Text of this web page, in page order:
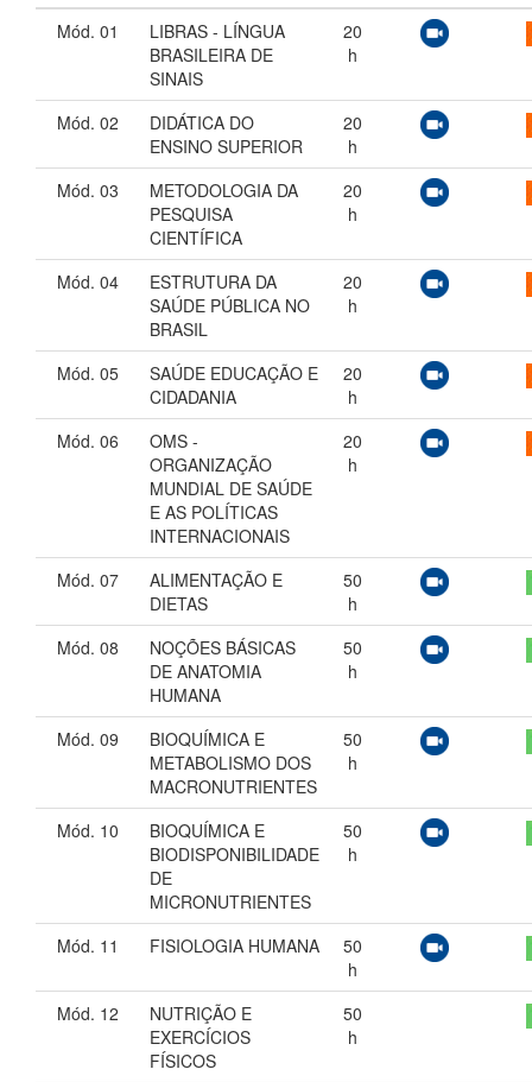
Mód. 01
LIBRAS - LÍNGUA
BRASILEIRA DE
SINAIS
20
h
Mód. 02
DIDÁTICA DO
ENSINO SUPERIOR
20
h
Mód. 03
METODOLOGIA DA
PESQUISA
CIENTÍFICA
20
h
Mód. 04
ESTRUTURA DA
SAÚDE PÚBLICA NO
BRASIL
20
h
Mód. 05
SAÚDE EDUCAÇÃO E
CIDADANIA
20
h
Mód. 06
OMS -
ORGANIZAÇÃO
MUNDIAL DE SAÚDE
E AS POLÍTICAS
INTERNACIONAIS
20
h
Mód. 07
ALIMENTAÇÃO E
DIETAS
50
h
Mód. 08
NOÇÕES BÁSICAS
DE ANATOMIA
HUMANA
50
h
Mód. 09
BIOQUÍMICA E
METABOLISMO DOS
MACRONUTRIENTES
50
h
Mód. 10
BIOQUÍMICA E
BIODISPONIBILIDADE
DE
MICRONUTRIENTES
50
h
Mód. 11 FISIOLOGIA HUMANA
50
h
Mód. 12
NUTRIÇÃO E
EXERCÍCIOS
FÍSICOS
50
h